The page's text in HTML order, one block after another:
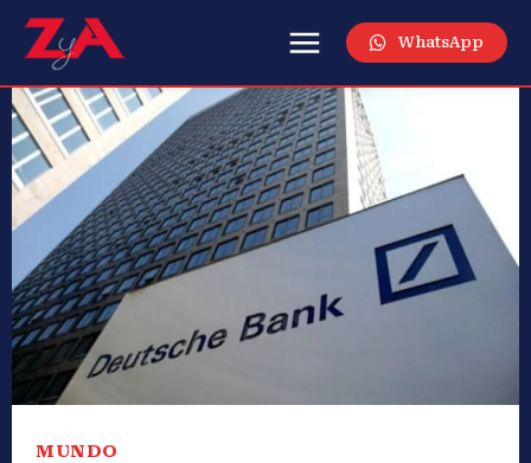
WhatsApp
MUNDO